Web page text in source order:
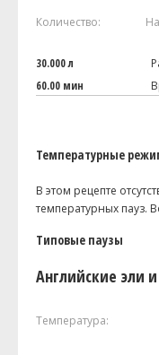
Количество:
30.000 л
60.00 мин
Температурные
В этом рецепте
температурных пауз.
Типовые паузы
Английские эли
Температура: